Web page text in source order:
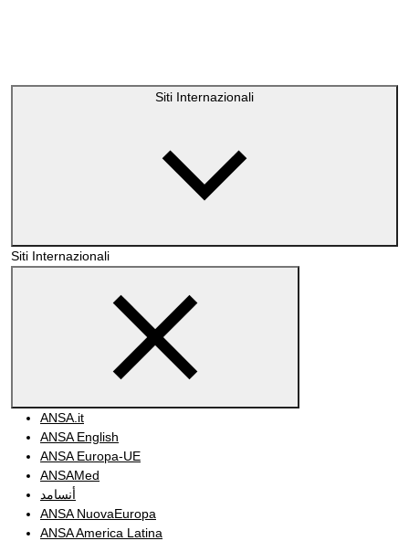
Siti Internazionali
Siti Internazionali
ANSA.it
ANSA English
ANSA Europa-UE
ANSAMed
أنسامد
ANSA NuovaEuropa
ANSA America Latina